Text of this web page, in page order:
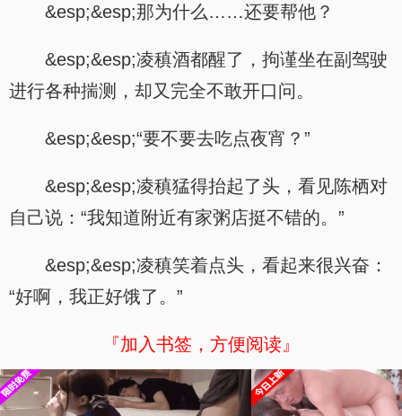
&esp;&esp;那为什么……还要帮他？
&esp;&esp;凌稹酒都醒了，拘谨坐在副驾驶
进行各种揣测，却又完全不敢开口问。
&esp;&esp;“要不要去吃点夜宵？”
&esp;&esp;凌稹猛得抬起了头，看见陈栖对
自己说：“我知道附近有家粥店挺不错的。”
&esp;&esp;凌稹笑着点头，看起来很兴奋：
“好啊，我正好饿了。”
『加入书签，方便阅读』